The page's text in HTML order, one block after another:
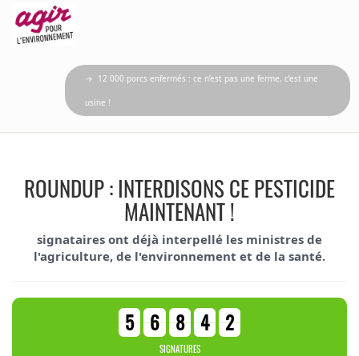
→ 12 000 porcs enfermés : ce n’est pas une ferme, c’est une
usine !
ROUNDUP : INTERDISONS CE PESTICIDE
MAINTENANT !
signataires ont déjà interpellé les ministres de
l'agriculture, de l'environnement et de la santé.
5 6 8 4 2
SIGNATURES